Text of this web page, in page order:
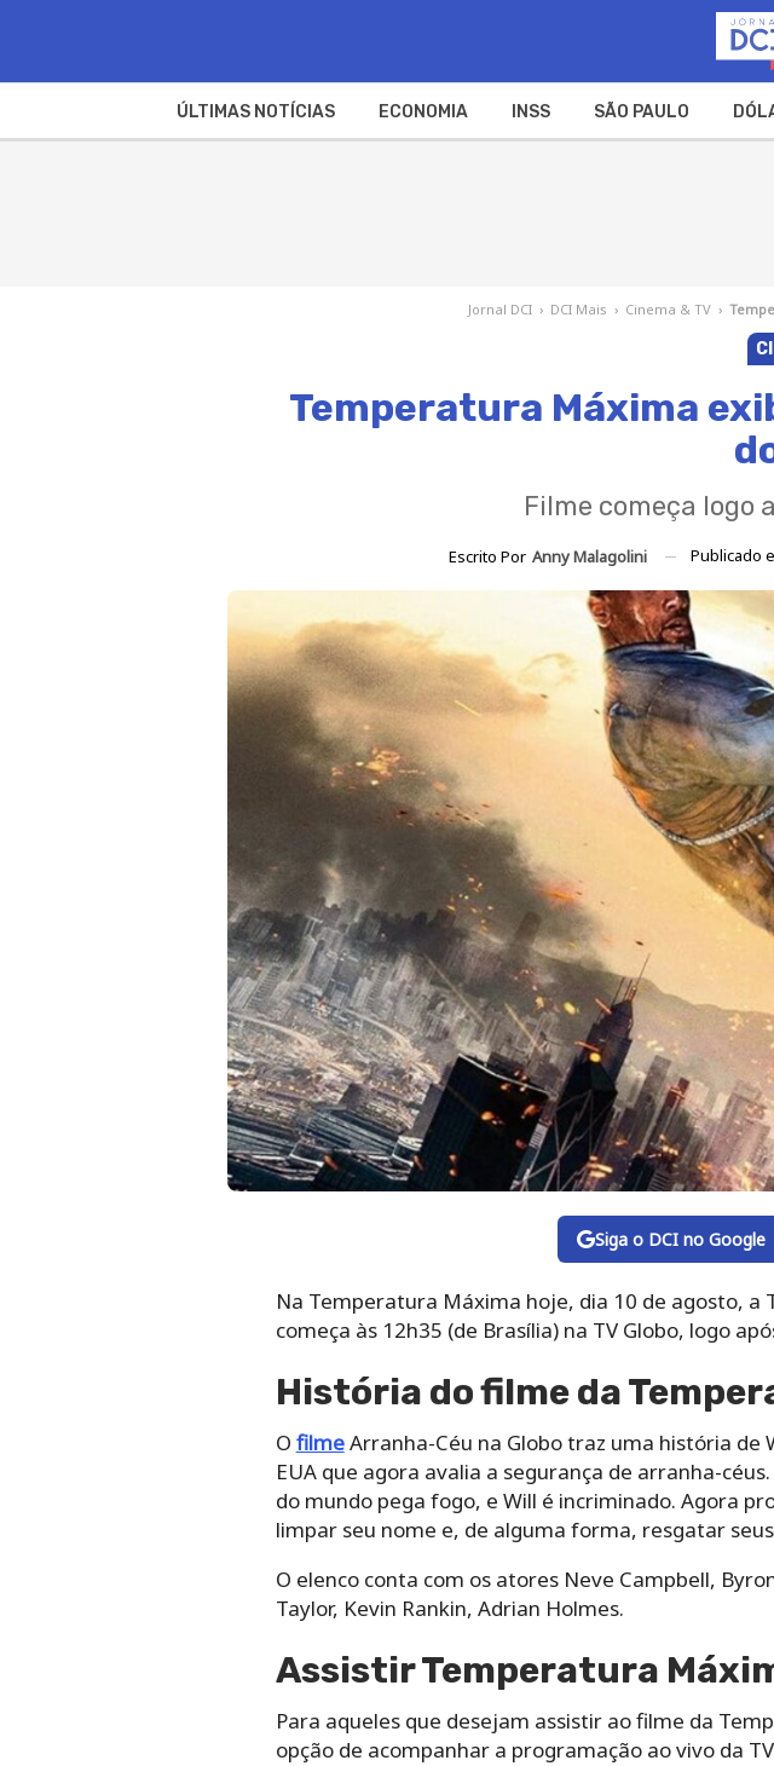
ÚLTIMAS NOTÍCIAS ECONOMIA INSS SÃO PAULO
Jornal DCI › DCI Mais › Cinema & TV ›
Temperatura Máxima
Filme começa logo
Escrito Por Anny Malagolini Publicado
Siga o DCI no Google
Na Temperatura Máxima hoje, dia 10 de agosto, a
começa às 12h35 (de Brasília) na TV Globo, logo
História do filme da
O filmeArranha-Céu na Globo traz uma história de
EUA que agora avalia a segurança de arranha-
do mundo pega fogo, e Will é incriminado. Agora
limpar seu nome e, de alguma forma, resgatar
O elenco conta com os atores Neve Campbell,
Taylor, Kevin Rankin, Adrian Holmes.
Assistir Temperatura
Para aqueles que desejam assistir ao filme da
opção de acompanhar a programação ao vivo da